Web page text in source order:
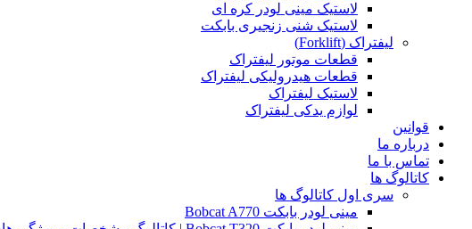
لاستیک مینی لودر کره ای
لاستیک شنی زنجیری بابکت
لیفتراک (Forklift)
قطعات موتور لیفتراک
قطعات هیدرولیکی لیفتراک
لاستیک لیفتراک
لوازم یدکی لیفتراک
قوانین
درباره ما
تماس با ما
کاتالوگ ها
سری اول کاتالوگ ها
مینی لودر بابکت Bobcat A770